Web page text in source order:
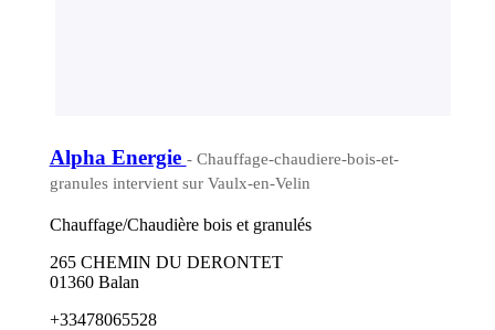
Alpha Energie - Chauffage-chaudiere-bois-et-
granules intervient sur Vaulx-en-Velin
Chauffage/Chaudière bois et granulés
265 CHEMIN DU DERONTET
01360 Balan
+33478065528